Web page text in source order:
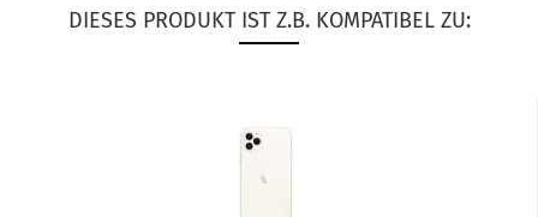
DIESES PRODUKT IST Z.B. KOMPATIBEL ZU: